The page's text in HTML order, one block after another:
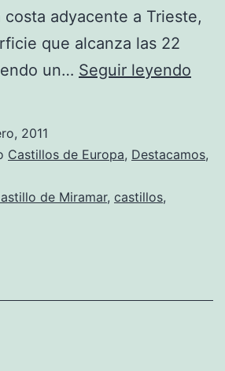
adyacente a Trieste,
que alcanza las 22
un… Seguir leyendo
2011
Castillos de Europa, Destacamos,
de Miramar, castillos,